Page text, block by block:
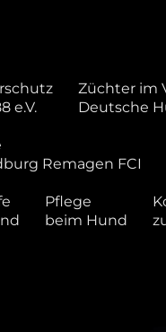
e.V.
Züchter im
Deutsche
Remagen FCI
Pflege
beim Hund